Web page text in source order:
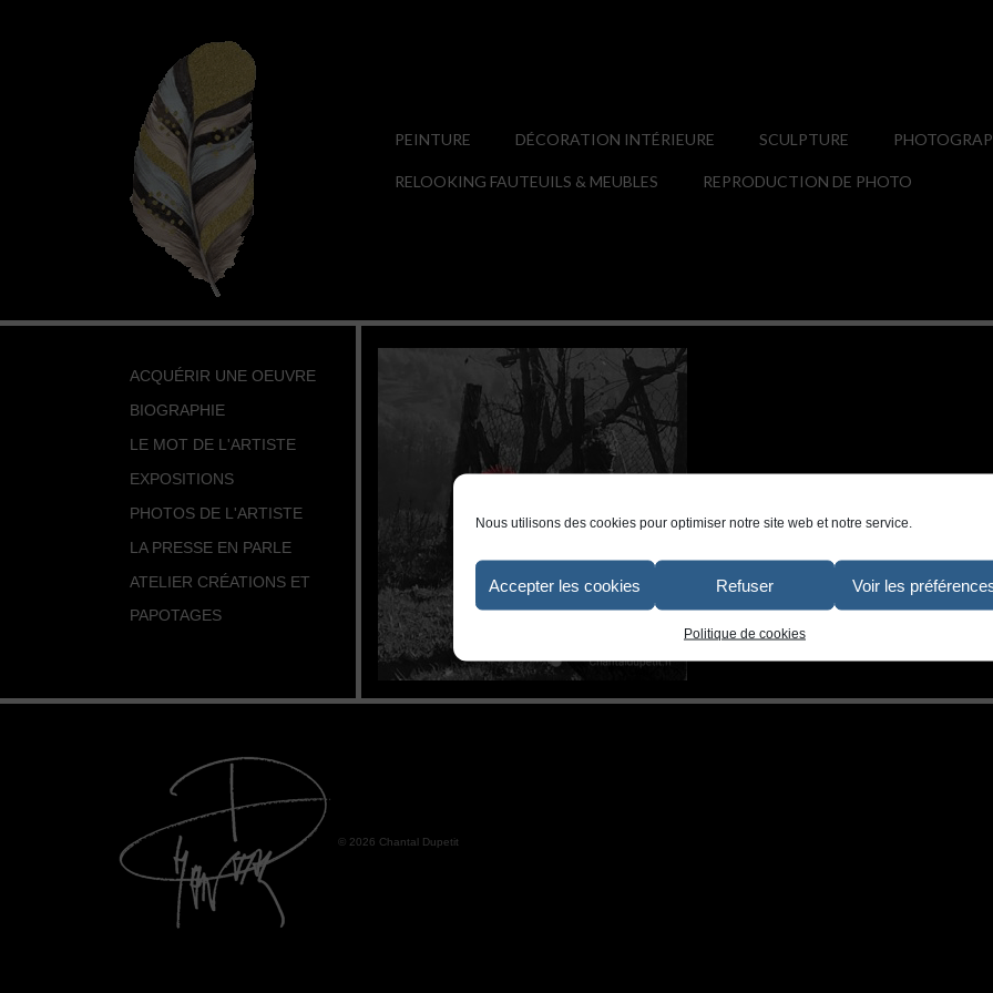
Nous utilisons des cookies pour optimiser notre site web et notre service.
Accepter les cookies Refuser Voir les
Politique de cookies
PEINTURE DÉCORATION INTÉRIEURE SCULPTURE
RELOOKING FAUTEUILS & MEUBLES REPRODUCTION DE PHOTO
ACQUÉRIR UNE OEUVRE
BIOGRAPHIE
LE MOT DE L'ARTISTE
EXPOSITIONS
PHOTOS DE L'ARTISTE
LA PRESSE EN PARLE
ATELIER CRÉATIONS ET
PAPOTAGES
© 2026 Chantal Dupetit